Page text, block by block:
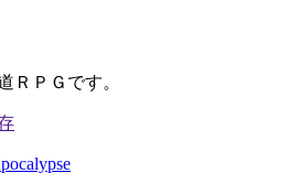
ＲＰＧです。